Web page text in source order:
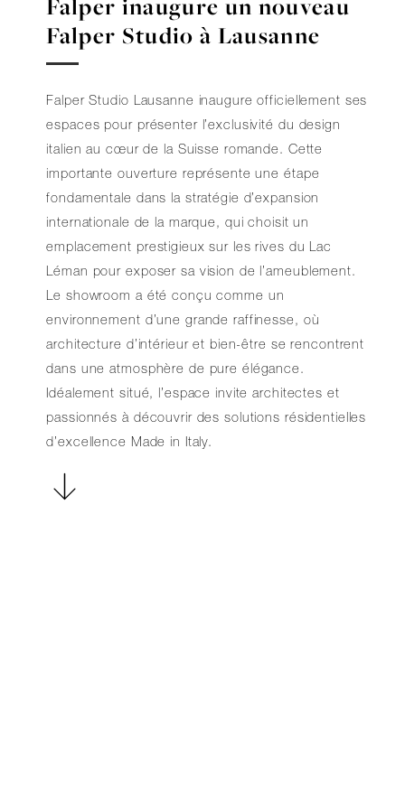
Falper Studio à Lausanne
Falper Studio Lausanne inaugure officiellement ses
espaces pour présenter l’exclusivité du design
italien au cœur de la Suisse romande. Cette
importante ouverture représente une étape
fondamentale dans la stratégie d’expansion
internationale de la marque, qui choisit un
emplacement prestigieux sur les rives du Lac
Léman pour exposer sa vision de l’ameublement.
Le showroom a été conçu comme un
environnement d’une grande raffinesse, où
architecture d’intérieur et bien-être se rencontrent
dans une atmosphère de pure élégance.
Idéalement situé, l’espace invite architectes et
passionnés à découvrir des solutions résidentielles
d’excellence Made in Italy.